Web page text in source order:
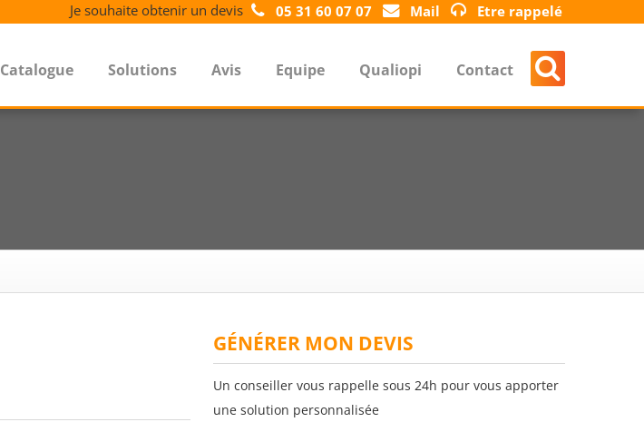
Je souhaite obtenir un devis 05 31 60 07 07 Mail Etre rappelé
Catalogue Solutions Avis Equipe Qualiopi Contact
GÉNÉRER MON DEVIS
Un conseiller vous rappelle sous 24h pour vous apporter
une solution personnalisée